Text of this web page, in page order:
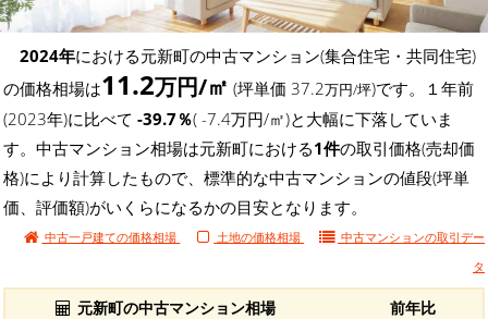
2024年における元新町の中古マンション(集合住宅・共同住宅)
の価格相場は11.2万円/㎡ (坪単価 37.2万円/坪)です。１年前
(2023年)に比べて -39.7％( -7.4万円/㎡)と大幅に下落していま
す。中古マンション相場は元新町における1件の取引価格(売却価
格)により計算したもので、標準的な中古マンションの値段(坪単
価、評価額)がいくらになるかの目安となります。
中古一戸建ての価格相場 土地の価格相場 中古マンションの取引デー
タ
元新町の中古マンション相場 前年比